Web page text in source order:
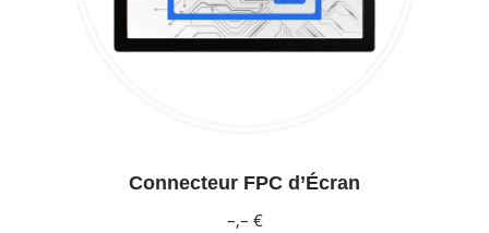
Connecteur FPC d’Écran
–,– €